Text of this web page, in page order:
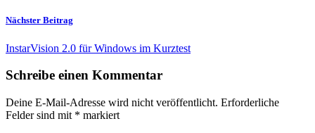
Nächster Beitrag
InstarVision 2.0 für Windows im Kurztest
Schreibe einen Kommentar
Deine E-Mail-Adresse wird nicht veröffentlicht. Erforderliche
Felder sind mit * markiert